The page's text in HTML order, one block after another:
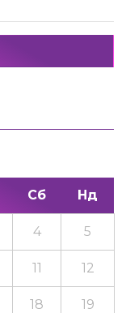
Сб Нд
4 5
11 12
18 19